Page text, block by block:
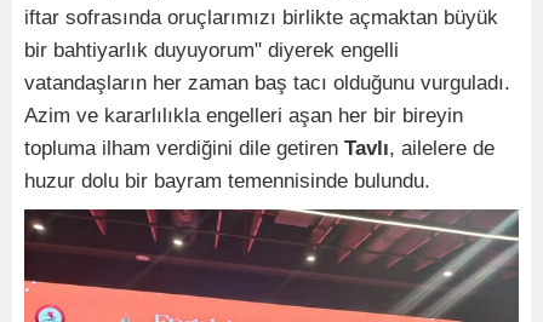
iftar sofrasında oruçlarımızı birlikte açmaktan büyük
bir bahtiyarlık duyuyorum" diyerek engelli
vatandaşların her zaman baş tacı olduğunu vurguladı.
Azim ve kararlılıkla engelleri aşan her bir bireyin
topluma ilham verdiğini dile getiren Tavlı, ailelere de
huzur dolu bir bayram temennisinde bulundu.